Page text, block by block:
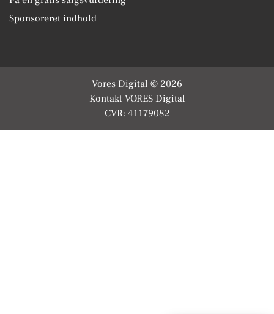
Sponsoreret indhold
Vores Digital © 2026
Kontakt VORES Digital
CVR: 41179082